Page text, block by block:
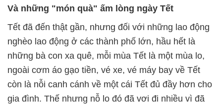
Và những "món quà" ấm lòng ngày Tết
Tết đã đến thật gần, nhưng đối với những lao động
nghèo lao động ở các thành phố lớn, hầu hết là
những bà con xa quê, mỗi mùa Tết là một mùa lo,
ngoài cơm áo gạo tiền, vé xe, vé máy bay về Tết
còn là nỗi canh cánh về một cái Tết đủ đầy hơn cho
gia đình. Thế nhưng nỗ lo đó đã vơi đi nhiều vì đã